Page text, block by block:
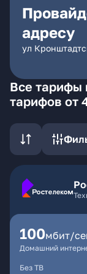
адресу
ул
Все тарифы
тарифов от
100мбит/
Домашний
Без ТВ